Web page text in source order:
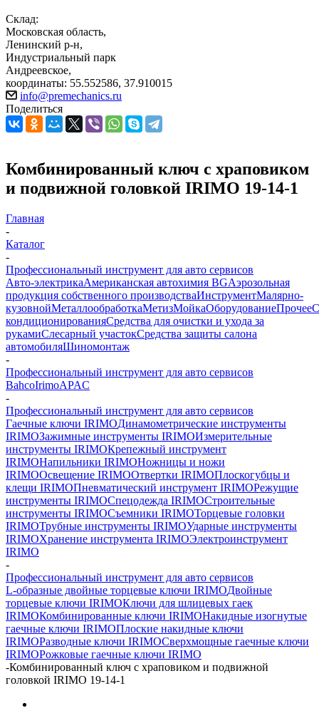
Склад:
Московская область,
Ленинский р-н,
Индустриальный парк
Андреевское,
координаты: 55.552586, 37.910015
info@premechanics.ru
Поделиться
Комбинированный ключ с храповиком
и подвижной головкой IRIMO 19-14-1
Главная
-
Каталог
-
Профессиональный инструмент для авто сервисов
Авто-электрикаАмериканская автохимия BGАэрозольная
продукция собственного производстваИнструментМалярно-
кузовнойМеталлообработкаМетизМойкаОборудованиеПрочее
кондиционированияСредства для очистки и ухода за
рукамиСлесарный участокСредства защиты салона
автомобиляШиномонтаж
-
Профессиональный инструмент для авто сервисов
BahcoIrimoAPAC
-
Профессиональный инструмент для авто сервисов
Гаечные ключи IRIMOДинамометрические инструменты
IRIMOЗажимные инструменты IRIMOИзмерительные
инструменты IRIMOКрепежный инструмент
IRIMOНапильники IRIMOНожницы и ножи
IRIMOОсвещение IRIMOОтвертки IRIMOПлоскогубцы и
клещи IRIMOПневматический инструмент IRIMOРежущие
инструменты IRIMOСпецодежда IRIMOСтроительные
инструменты IRIMOСъемники IRIMOТорцевые головки
IRIMOТрубные инструменты IRIMOУдарные инструменты
IRIMOХранение инструмента IRIMOЭлектроинструмент
IRIMO
-
Профессиональный инструмент для авто сервисов
L-образные двойные торцевые ключи IRIMOДвойные
торцевые ключи IRIMOКлючи для шлицевых гаек
IRIMOКомбинированные ключи IRIMOНакидные изогнутые
гаечные ключи IRIMOПлоские накидные ключи
IRIMOРазводные ключи IRIMOСверхмощные гаечные ключи
IRIMOРожковые гаечные ключи IRIMO
-Комбинированный ключ с храповиком и подвижной
головкой IRIMO 19-14-1